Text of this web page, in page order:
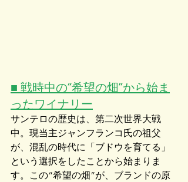
■ 戦時中の“希望の畑”から始ま
ったワイナリー
サンテロの歴史は、第二次世界大戦
中。現当主ジャンフランコ氏の祖父
が、混乱の時代に「ブドウを育てる」
という選択をしたことから始まりま
す。この“希望の畑”が、ブランドの原